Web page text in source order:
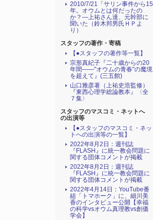
2010/7/21「サリン事件から15
年。オウムとは何だったの
か？―上祐さん達、元幹部に
聞いた（鈴木邦男氏ＨＰよ
り）
スタッフの著作・寄稿
【●スタッフの著作等一覧】
宗形真紀子『二十歳からの20
年間――"オウムの青春"の魔境
を超えて』(三五館)
山口雅彦著（上祐史浩監修）
『東西心理学総論教本』〈全
７集〉
スタッフのマスコミ・ネットへ
の出演等
【●スタッフのマスコミ・ネッ
トへの出演等の一覧】
2022年8月2日：週刊誌
『FLASH』に統一教会問題に
関する団体コメントが掲載
2022年8月2日：週刊誌
『FLASH』に統一教会問題に
関する団体コメントが掲載
2022年4月14日：YouTube番
組「トマホーク」に、細川美
香のインタビュー公開【幸福
の科学vsオウム真理教vs創価
学会】